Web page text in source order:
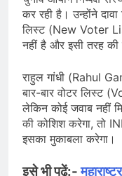
कर रही है। उन्होंने
लिस्ट (New Voter
नहीं है और इसी तरह की
राहुल गांधी (Rahul
बार-बार वोटर लिस्ट
लेकिन कोई जवाब नहीं
की कोशिश करेगा, तो
इसका मुकाबला करेगा।
इसे भी पढ़ें:-